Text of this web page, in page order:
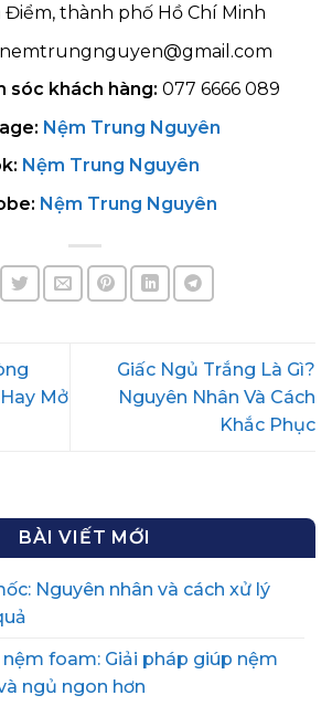
Điểm, thành phố Hồ Chí Minh
nemtrungnguyen@gmail.com
sóc khách hàng: 077 6666 089
Nệm Trung Nguyên
Nệm Trung Nguyên
Nệm Trung Nguyên
Mở
Giấc Ngủ Trắng Là Gì?
Nguyên Nhân Và Cách
Khắc Phục
BÀI VIẾT MỚI
Nguyên nhân và cách xử lý
foam: Giải pháp giúp nệm
ngủ ngon hơn